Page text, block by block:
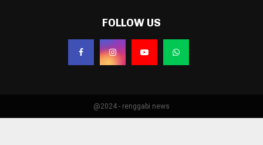
FOLLOW US
@2024 - renggabi news